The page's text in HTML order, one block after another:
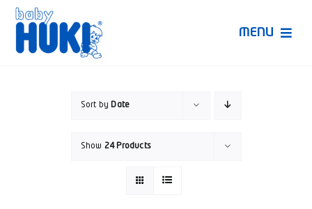
Skip
content
MENU
Sort by Date
Show 24 Products